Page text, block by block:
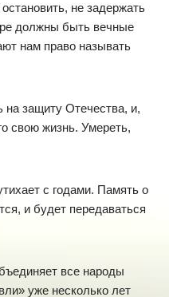
не задержать
должны быть вечные
нам право называть
на защиту Отечества, и,
свою жизнь. Умереть,
с годами. Память о
и будет передаваться
все народы
уже несколько лет